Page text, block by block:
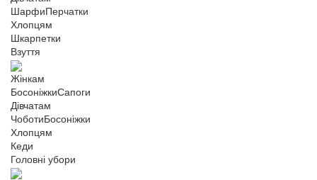
ШарфиПерчатки
Хлопцям
Шкарпетки
Взуття
Жінкам
БосоніжкиСапоги
Дівчатам
ЧоботиБосоніжки
Хлопцям
Кеди
Головні убори